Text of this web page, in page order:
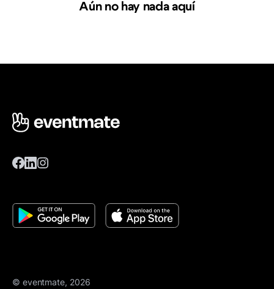
Aún no hay nada aquí
© eventmate, 2026